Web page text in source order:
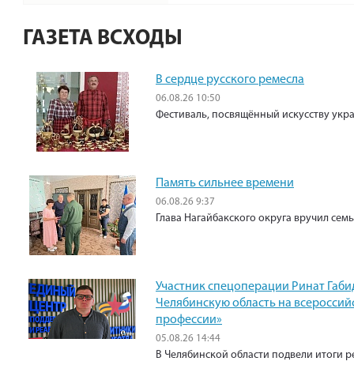
ГАЗЕТА ВСХОДЫ
В сердце русского ремесла
06.08.26 10:50
Фестиваль, посвящённый искусству
Память сильнее времени
06.08.26 9:37
Глава Нагайбакского округа вручил
Участник спецоперации Ринат
Челябинскую область на
профессии»
05.08.26 14:44
В Челябинской области подвели итоги